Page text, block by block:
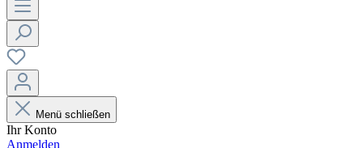
Menü schließen
Ihr Konto
Anmelden